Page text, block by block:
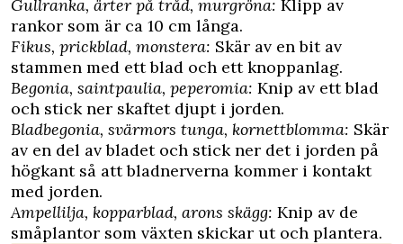
Gullranka, ärter på tråd, murgröna: Klipp av
rankor som är ca 10 cm långa.
Fikus, prickblad, monstera: Skär av en bit av
stammen med ett blad och ett knoppanlag.
Begonia, saintpaulia, peperomia: Knip av ett blad
och stick ner skaftet djupt i jorden.
Bladbegonia, svärmors tunga, kornettblomma: Skär
av en del av bladet och stick ner det i jorden på
högkant så att bladnerverna kommer i kontakt
med jorden.
Ampellilja, kopparblad, arons skägg: Knip av de
småplantor som växten skickar ut och plantera.